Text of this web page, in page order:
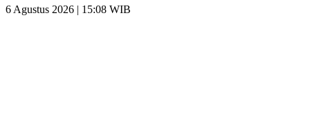
6 Agustus 2026 | 15:08 WIB